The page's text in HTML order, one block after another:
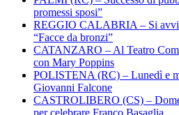
promessi sposi”
REGGIO CALABRIA – Si
“Facce da bronzi”
CATANZARO – Al Teatro
con Mary Poppins
POLISTENA (RC) – Lunedì e
Giovanni Falcone
CASTROLIBERO (CS) –